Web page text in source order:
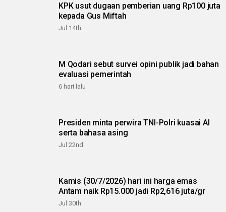
KPK usut dugaan pemberian uang Rp100 juta
kepada Gus Miftah
Jul 14th
M Qodari sebut survei opini publik jadi bahan
evaluasi pemerintah
6 hari lalu
Presiden minta perwira TNI-Polri kuasai AI
serta bahasa asing
Jul 22nd
Kamis (30/7/2026) hari ini harga emas
Antam naik Rp15.000 jadi Rp2,616 juta/gr
Jul 30th